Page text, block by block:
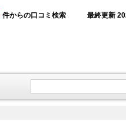
件からの口コミ検索 最終更新